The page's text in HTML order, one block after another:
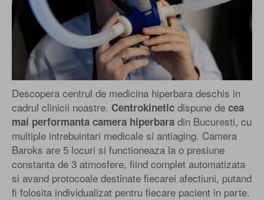
Descopera centrul de medicina hiperbara deschis in
cadrul clinicii noastre. Centrokinetic dispune de cea
mai performanta camera hiperbara din Bucuresti, cu
multiple intrebuintari medicale si antiaging. Camera
Baroks are 5 locuri si functioneaza la o presiune
constanta de 3 atmosfere, fiind complet automatizata
si avand protocoale destinate fiecarei afectiuni, putand
fi folosita individualizat pentru fiecare pacient in parte.